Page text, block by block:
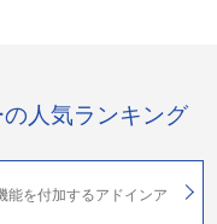
の人気ランキング
能を付加するアドインア